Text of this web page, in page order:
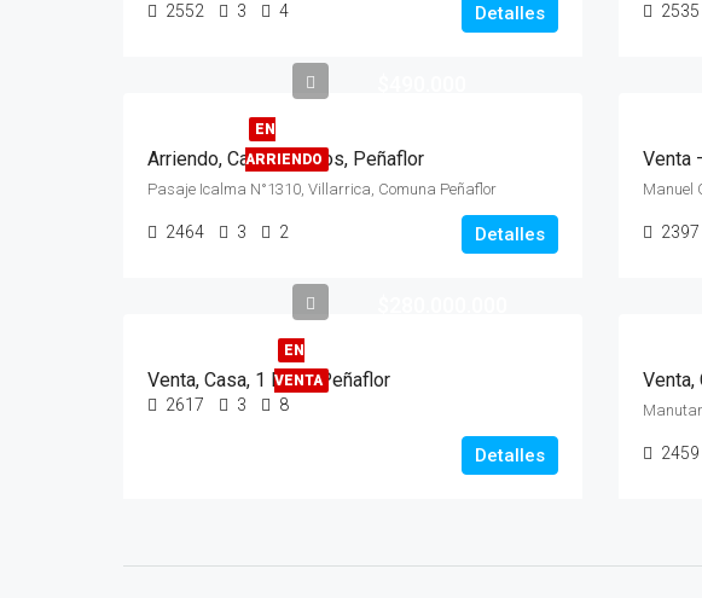
2552 3 4 Detalles 2535
EN
ARRIENDO
Arriendo, Casa, 2 Pisos, Peñaflor
Pasaje Icalma N°1310, Villarrica, Comuna Peñaflor
2464 3 2 Detalles
Venta
Manuel
2397
EN
VENTA
Venta, Casa, 1 Piso, Peñaflor
2617 3 8
Detalles
Venta,
2459